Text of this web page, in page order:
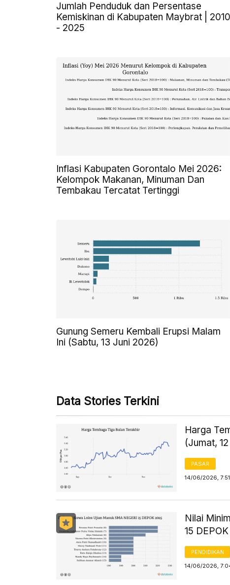
Jumlah Penduduk dan Persentase
Kemiskinan di Kabupaten Maybrat | 2010
- 2025
Inflasi Kabupaten Gorontalo Mei 2026:
Kelompok Makanan, Minuman Dan
Tembakau Tercatat Tertinggi
Gunung Semeru Kembali Erupsi Malam
Ini (Sabtu, 13 Juni 2026)
Data Stories Terkini
Harga
(Jumat,
PASAR
14/06/2026,
Nilai
15
PENDIDIKAN
14/06/2026,